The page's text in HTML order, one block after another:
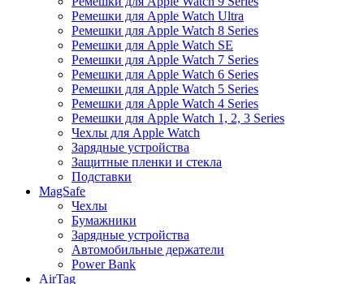
Ремешки для Apple Watch Ultra
Ремешки для Apple Watch 8 Series
Ремешки для Apple Watch SE
Ремешки для Apple Watch 7 Series
Ремешки для Apple Watch 6 Series
Ремешки для Apple Watch 5 Series
Ремешки для Apple Watch 4 Series
Ремешки для Apple Watch 1, 2, 3 Series
Чехлы для Apple Watch
Зарядные устройства
Защитные пленки и стекла
Подставки
MagSafe
Чехлы
Бумажники
Зарядные устройства
Автомобильные держатели
Power Bank
AirTag